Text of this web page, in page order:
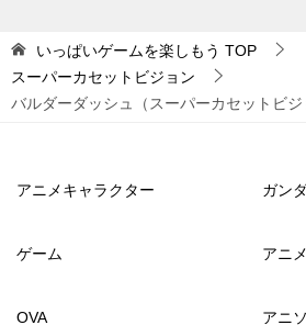
いっぱいゲームを楽しもう TOP
スーパーカセットビジョン
バルダーダッシュ（スーパーカセットビジ
アニメキャラクター ガン
ゲーム アニメ
OVA アニ